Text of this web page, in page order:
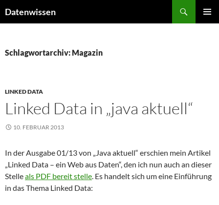
Inhalt
Datenwissen
Schlagwortarchiv: Magazin
LINKED DATA
Linked Data in „java aktuell“
10. FEBRUAR 2013
In der Ausgabe 01/13 von „Java aktuell“ erschien mein Artikel
„Linked Data – ein Web aus Daten“, den ich nun auch an dieser
Stelleals PDF bereit stelle. Es handelt sich um eine Einführung
in das Thema Linked Data: